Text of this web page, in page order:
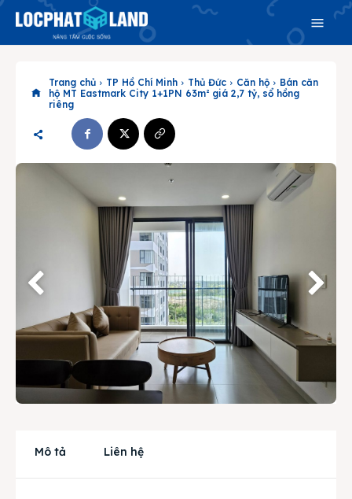
Search
Search
Phiên bản cập nhật V3
& tìm kiếm nhanh chóng hơn
Trang chủ
Mua bán
Cho thuê
Liên hệ
Trang chủ TP Hồ Chí Minh Thủ Đức Căn hộ
Bán căn
hộ MT Eastmark City 1+1PN 63m² giá 2,7 tỷ, sổ hồng
riêng
Mô tả Liên hệ